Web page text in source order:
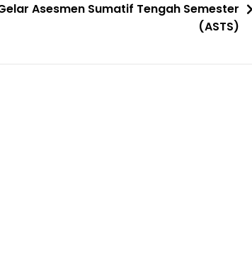
Asesmen Sumatif Tengah Semester
(ASTS)